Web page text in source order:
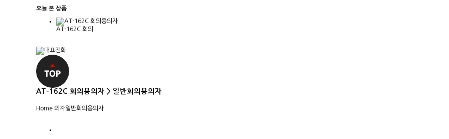
오늘 본 상품
AT-162C 회의
AT-162C 회의용의자 > 일반회의용의자
Home 의자일반회의용의자